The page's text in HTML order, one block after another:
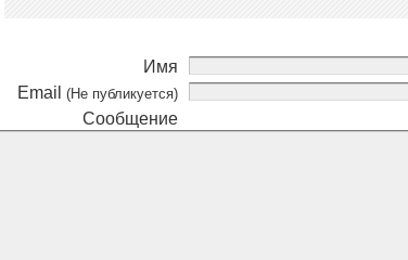
Имя
Email (Не публикуется)
Сообщение